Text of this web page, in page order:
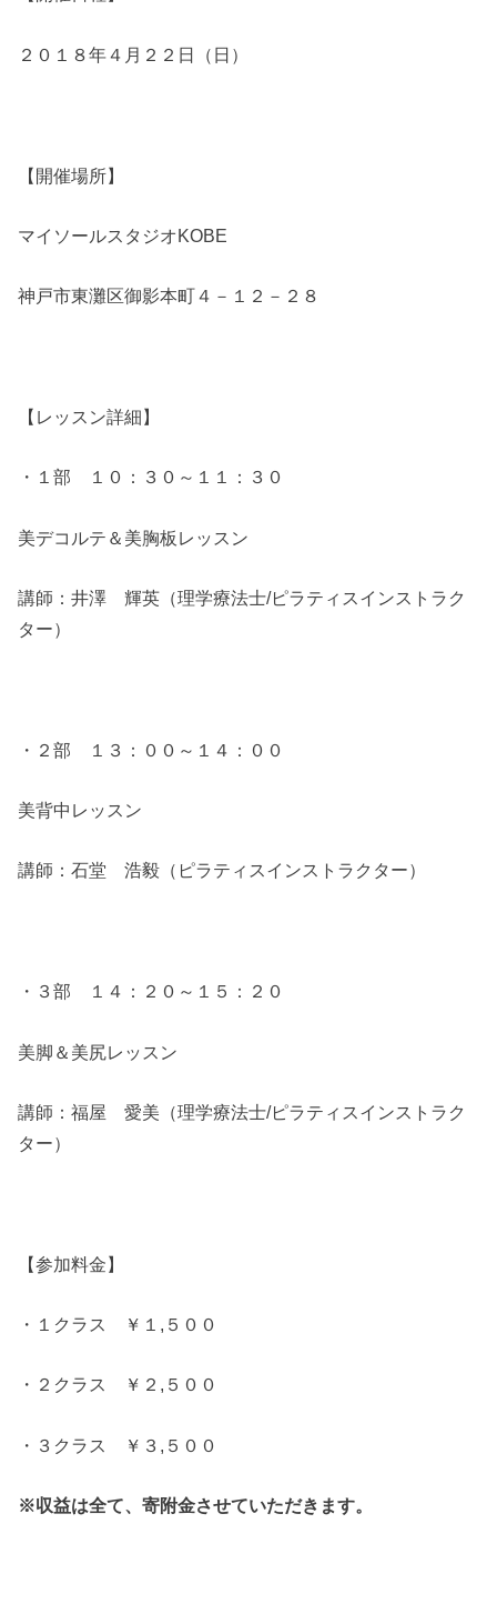
２０１８年４月２２日（日）
【開催場所】
マイソールスタジオKOBE
神戸市東灘区御影本町４－１２－２８
【レッスン詳細】
・１部 １０：３０～１１：３０
美デコルテ＆美胸板レッスン
講師：井澤 輝英（理学療法士/ピラティスインストラク
ター）
・２部 １３：００～１４：００
美背中レッスン
講師：石堂 浩毅（ピラティスインストラクター）
・３部 １４：２０～１５：２０
美脚＆美尻レッスン
講師：福屋 愛美（理学療法士/ピラティスインストラク
ター）
【参加料金】
・１クラス ￥１,５００
・２クラス ￥２,５００
・３クラス ￥３,５００
※収益は全て、寄附金させていただきます。